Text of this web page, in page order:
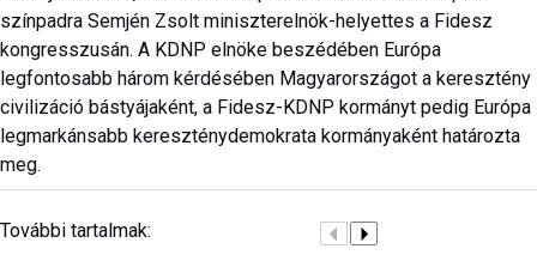
színpadra Semjén Zsolt miniszterelnök-helyettes a Fidesz
kongresszusán. A KDNP elnöke beszédében Európa
legfontosabb három kérdésében Magyarországot a keresztény
civilizáció bástyájaként, a Fidesz-KDNP kormányt pedig Európa
legmarkánsabb kereszténydemokrata kormányaként határozta
meg.
További tartalmak: